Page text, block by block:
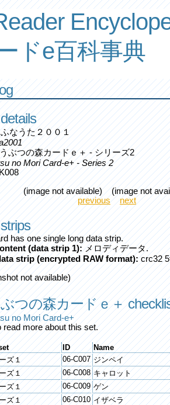
ドe百科事典
なうた２００１
ぶつの森カードｅ＋ - シリーズ2
no Mori Card-e+ - Series 2
(image not available) (image not
previous
next
has one single long data strip.
(data strip 1):メロディデータ.
strip (encrypted RAW format):crc32
not available)
つの森カードｅ＋
no Mori Card-e+
read more about this set.
ID
Name
ズ１
06-C007 ジンペイ
ズ１
06-C008 キャロット
ズ１
06-C009 ゲン
ズ１
06-C010 イザベラ